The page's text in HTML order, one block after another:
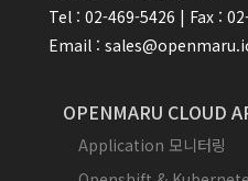
Tel : 02-469-5426 | Fax :
Email :
OPENMARU CLOUD
Application 모니터링